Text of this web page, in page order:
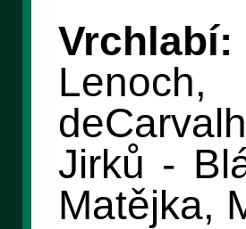
Vrchlabí:
Jirků -
Matějka,